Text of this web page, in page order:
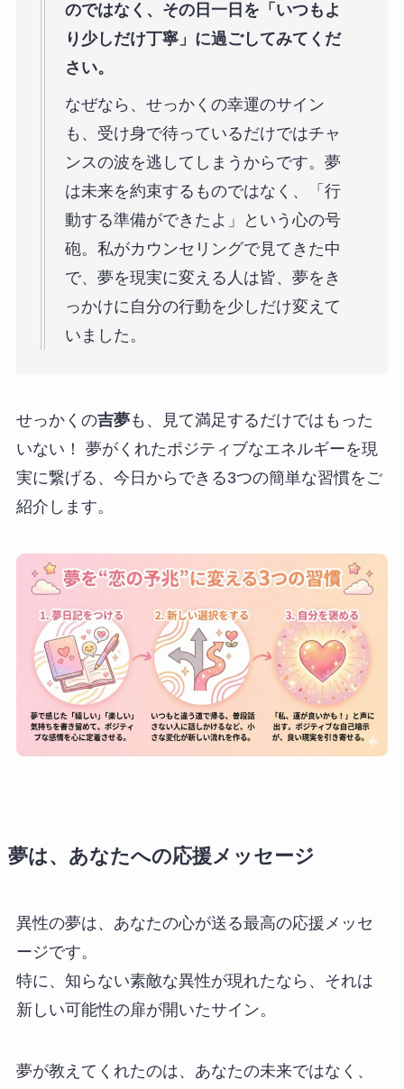
のではなく、その日一日を「いつもよ
り少しだけ丁寧」に過ごしてみてくだ
さい。
なぜなら、せっかくの幸運のサイン
も、受け身で待っているだけではチャ
ンスの波を逃してしまうからです。夢
は未来を約束するものではなく、「行
動する準備ができたよ」という心の号
砲。私がカウンセリングで見てきた中
で、夢を現実に変える人は皆、夢をき
っかけに自分の行動を少しだけ変えて
いました。
せっかくの吉夢も、見て満足するだけではもった
いない！ 夢がくれたポジティブなエネルギーを現
実に繋げる、今日からできる3つの簡単な習慣をご
紹介します。
夢は、あなたへの応援メッセージ
異性の夢は、あなたの心が送る最高の応援メッセ
ージです。
特に、知らない素敵な異性が現れたなら、それは
新しい可能性の扉が開いたサイン。
夢が教えてくれたのは、あなたの未来ではなく、